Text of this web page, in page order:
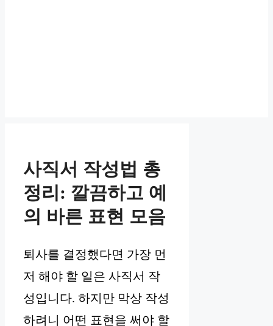
사직서 작성법 총
정리: 깔끔하고 예
의 바른 표현 모음
퇴사를 결정했다면 가장 먼
저 해야 할 일은 사직서 작
성입니다. 하지만 막상 작성
하려니 어떤 표현을 써야 할